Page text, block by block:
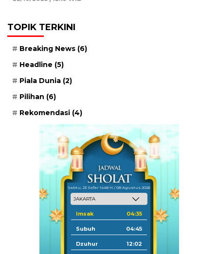
TOPIK TERKINI
Breaking News (6)
Headline (5)
Piala Dunia (2)
Pilihan (6)
Rekomendasi (4)
Sabtu, 23 Safar 1448 H / 08 Agustus 2026
Imsak 04:35
Subuh 04:45
Dzuhur 12:02